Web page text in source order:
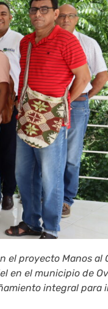
el proyecto Manos al
en el municipio de
integral para